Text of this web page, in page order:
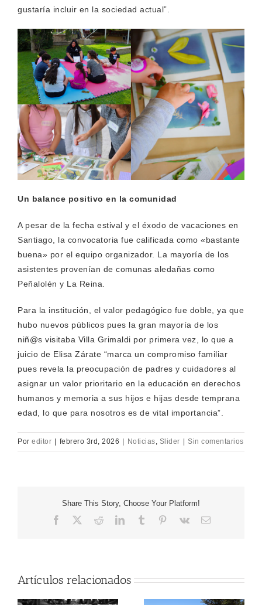
gustaría incluir en la sociedad actual”.
Un balance positivo en la comunidad
A pesar de la fecha estival y el éxodo de vacaciones en
Santiago, la convocatoria fue calificada como «bastante
buena» por el equipo organizador. La mayoría de los
asistentes provenían de comunas aledañas como
Peñalolén y La Reina.
Para la institución, el valor pedagógico fue doble, ya que
hubo nuevos públicos pues la gran mayoría de los
niñ@s visitaba Villa Grimaldi por primera vez, lo que a
juicio de Elisa Zárate “marca un compromiso familiar
pues revela la preocupación de padres y cuidadores al
asignar un valor prioritario en la educación en derechos
humanos y memoria a sus hijos e hijas desde temprana
edad, lo que para nosotros es de vital importancia”.
Por editor febrero 3rd, 2026 Noticias, Slider Sin comentarios
Share This Story, Choose Your Platform!
Facebook RedditLinkedInTumblr Pinterest
Vk
Correo
Artículos relacionados
ADULTOS MAYORES